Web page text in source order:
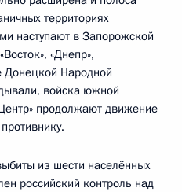
территориях
наступают в Запорожской
«Днепр»,
Донецкой Народной
войска южной
продолжают движение
из шести населённых
российский контроль над